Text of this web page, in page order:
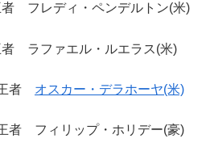
フレディ・ペンデルトン(米)
ラファエル・ルエラス(米)
者 オスカー・デラホーヤ(米)
者 フィリップ・ホリデー(豪)